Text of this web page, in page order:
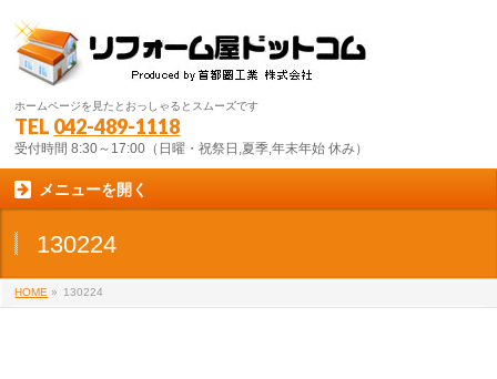
ホームページを見たとおっしゃるとスムーズです
TEL 042-489-1118
受付時間 8:30～17:00（日曜・祝祭日,夏季,年末年始 休み）
メニューを開く
130224
HOME » 130224